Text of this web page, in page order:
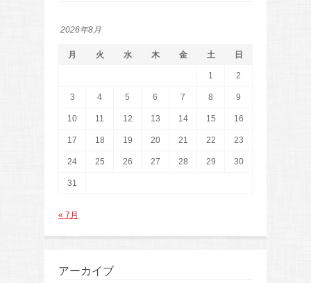
2026年8月
月 火 水 木 金 土 日
1 2
3 4 5 6 7 8 9
10 11 12 13 14 15 16
17 18 19 20 21 22 23
24 25 26 27 28 29 30
31
« 7月
アーカイブ